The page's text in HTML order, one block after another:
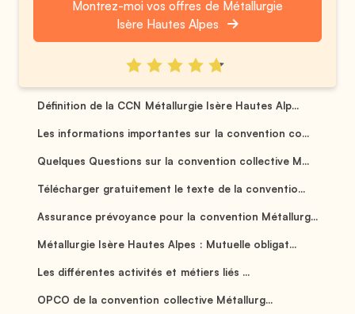
Montrez-moi vos offres de Métallurgie
Isère Hautes Alpes
Définition de la CCN Métallurgie Isère Hautes Alp...
Les informations importantes sur la convention co...
Quelques Questions sur la convention collective M...
Télécharger gratuitement le texte de la conventio...
Assurance prévoyance pour la convention Métallurg...
Métallurgie Isère Hautes Alpes : Mutuelle obligat...
Les différentes activités et métiers liés ...
OPCO de la convention collective Métallurg...